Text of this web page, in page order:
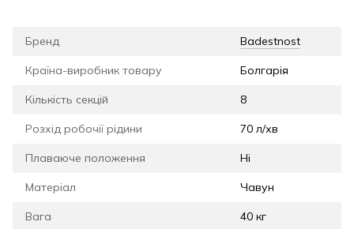
Бренд Badestnost
Країна-виробник товару Болгарія
Кількість секцій 8
Розхід робочії рідини 70 л/хв
Плаваюче положення Ні
Матеріал Чавун
Вага 40 кг